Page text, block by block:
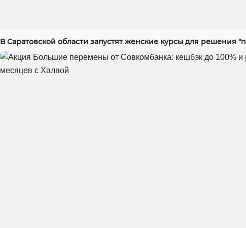
В Саратовской области запустят женские курсы для решения